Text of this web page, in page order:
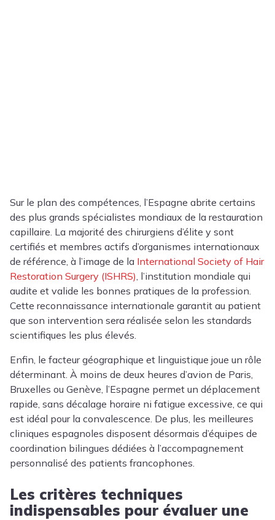
Sur le plan des compétences, l’Espagne abrite certains
des plus grands spécialistes mondiaux de la restauration
capillaire. La majorité des chirurgiens d’élite y sont
certifiés et membres actifs d’organismes internationaux
de référence, à l’image de la International Society of Hair
Restoration Surgery (ISHRS), l’institution mondiale qui
audite et valide les bonnes pratiques de la profession.
Cette reconnaissance internationale garantit au patient
que son intervention sera réalisée selon les standards
scientifiques les plus élevés.
Enfin, le facteur géographique et linguistique joue un rôle
déterminant. À moins de deux heures d’avion de Paris,
Bruxelles ou Genève, l’Espagne permet un déplacement
rapide, sans décalage horaire ni fatigue excessive, ce qui
est idéal pour la convalescence. De plus, les meilleures
cliniques espagnoles disposent désormais d’équipes de
coordination bilingues dédiées à l’accompagnement
personnalisé des patients francophones.
Les critères techniques
indispensables pour évaluer une